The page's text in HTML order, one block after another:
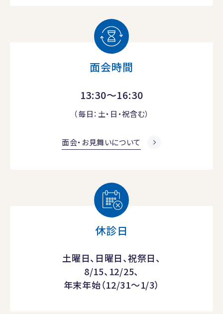
面会時間
13:30～16:30
（毎日：土・日・祝含む）
面会・お見舞いについて
休診日
土曜日、日曜日、祝祭日、
8/15、12/25、
年末年始（12/31～1/3）